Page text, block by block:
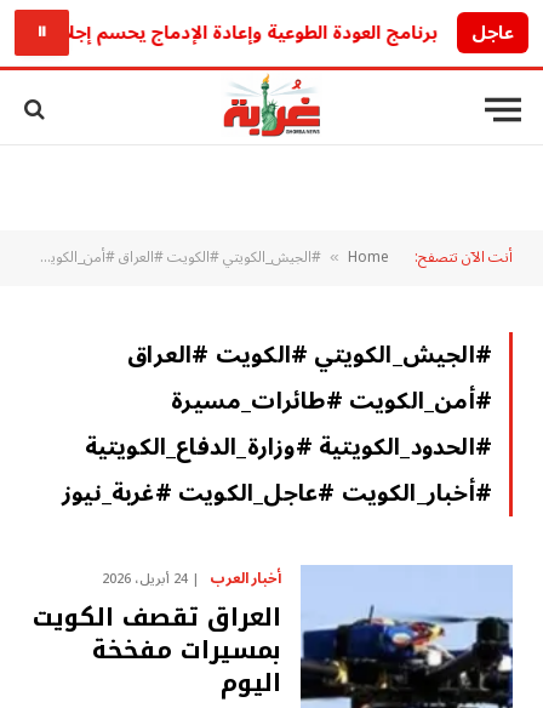
عاجل برنامج العودة الطوعية وإعادة الإدماج يحسم إجلاء 4305 مهاجرين من تونس في 2026 ⏸
أنت الآن تتصفح: Home
» #الجيش_الكويتي #الكويت #العراق #أمن_الكويت #طائرات_مسيرة #الحدود_الكويتية #وزارة_الدفاع_الكويتية #أخبار_الكويت #عاجل_الكويت #غربة_نيوز
#الجيش_الكويتي #الكويت #العراق
#أمن_الكويت #طائرات_مسيرة
#الحدود_الكويتية #وزارة_الدفاع_الكويتية
#أخبار_الكويت #عاجل_الكويت #غربة_نيوز
أخبار العرب 24 أبريل، 2026
العراق تقصف الكويت
بمسيرات مفخخة
اليوم